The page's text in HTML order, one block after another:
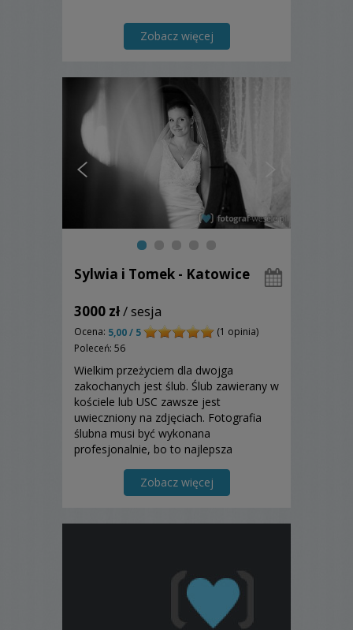
Zobacz więcej
Sylwia i Tomek - Katowice
3000 zł/ sesja
Ocena: 5,00 / 5
(1 opinia)
Poleceń: 56
Wielkim przeżyciem dla dwojga
zakochanych jest ślub. Ślub zawierany w
kościele lub USC zawsze jest
uwieczniony na zdjęciach. Fotografia
ślubna musi być wykonana
profesjonalnie, bo to najlepsza
fotografowie wykonamy Wam bez
zarzutu fotografię ślubną, albumy-
Zobacz więcej